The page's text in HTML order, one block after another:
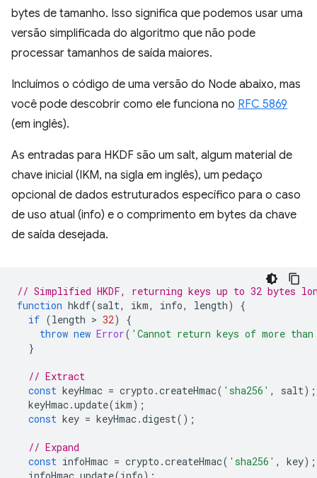
bytes de tamanho. Isso significa que podemos usar uma
versão simplificada do algoritmo que não pode
processar tamanhos de saída maiores.
Incluímos o código de uma versão do Node abaixo, mas
você pode descobrir como ele funciona no RFC 5869
(em inglês).
As entradas para HKDF são um salt, algum material de
chave inicial (IKM, na sigla em inglês), um pedaço
opcional de dados estruturados específico para o caso
de uso atual (info) e o comprimento em bytes da chave
de saída desejada.
// Simplified HKDF, returning keys up to 32 bytes
function hkdf(salt, ikm, info, length)
{
if (length > 32)
{
throw new Error( 'Cannot return keys of more
}
// Extract
const keyHmac = crypto .createHmac( 'sha256' , salt);
keyHmac.update(ikm);
const key = keyHmac.digest();
// Expand
const infoHmac = crypto .createHmac( 'sha256' , key);